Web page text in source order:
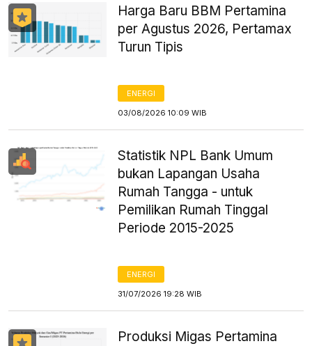
Harga Baru BBM Pertamina
per Agustus 2026, Pertamax
Turun Tipis
ENERGI
03/08/2026 10:09 WIB
Statistik NPL Bank Umum
bukan Lapangan Usaha
Rumah Tangga - untuk
Pemilikan Rumah Tinggal
Periode 2015-2025
ENERGI
31/07/2026 19:28 WIB
Produksi Migas Pertamina